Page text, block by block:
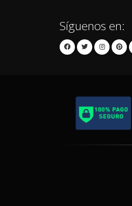
Síguenos en: